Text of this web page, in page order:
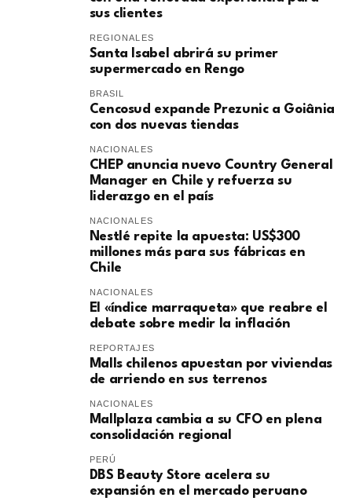
sus clientes
REGIONALES
Santa Isabel abrirá su primer
supermercado en Rengo
BRASIL
Cencosud expande Prezunic a Goiânia
con dos nuevas tiendas
NACIONALES
CHEP anuncia nuevo Country General
Manager en Chile y refuerza su
liderazgo en el país
NACIONALES
Nestlé repite la apuesta: US$300
millones más para sus fábricas en
Chile
NACIONALES
El «índice marraqueta» que reabre el
debate sobre medir la inflación
REPORTAJES
Malls chilenos apuestan por viviendas
de arriendo en sus terrenos
NACIONALES
Mallplaza cambia a su CFO en plena
consolidación regional
PERÚ
DBS Beauty Store acelera su
expansión en el mercado peruano